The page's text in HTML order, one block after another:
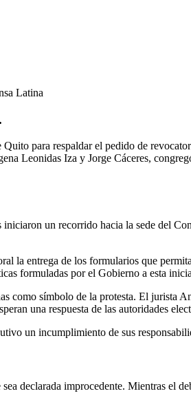
Latina
para respaldar el pedido de
Leonidas Iza y Jorge Cáceres,
un recorrido hacia la sede del
la entrega de los formularios que
formuladas por el Gobierno a esta
como símbolo de la protesta. El jurista
una respuesta de las autoridades
un incumplimiento de sus
declarada improcedente. Mientras el